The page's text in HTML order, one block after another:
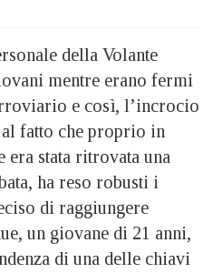
della Volante
mentre erano fermi
e così, l’incrocio
fatto che proprio in
era stata ritrovata una
ha reso robusti i
di raggiungere
un giovane di 21 anni,
di una delle chiavi